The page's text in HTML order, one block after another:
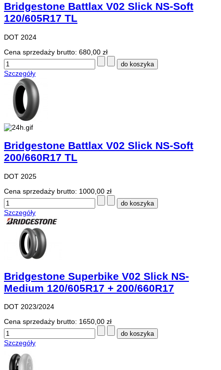
Bridgestone Battlax V02 Slick NS-Soft
120/605R17 TL
DOT 2024
Cena sprzedaży brutto: 680,00 zł
Szczegóły
Bridgestone Battlax V02 Slick NS-Soft
200/660R17 TL
DOT 2025
Cena sprzedaży brutto: 1000,00 zł
Szczegóły
Bridgestone Superbike V02 Slick NS-
Medium 120/605R17 + 200/660R17
DOT 2023/2024
Cena sprzedaży brutto: 1650,00 zł
Szczegóły